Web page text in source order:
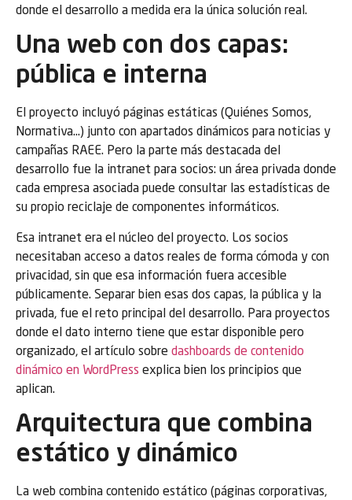
donde el desarrollo a medida era la única solución real.
Una web con dos capas:
pública e interna
El proyecto incluyó páginas estáticas (Quiénes Somos,
Normativa…) junto con apartados dinámicos para noticias y
campañas RAEE. Pero la parte más destacada del
desarrollo fue la intranet para socios: un área privada donde
cada empresa asociada puede consultar las estadísticas de
su propio reciclaje de componentes informáticos.
Esa intranet era el núcleo del proyecto. Los socios
necesitaban acceso a datos reales de forma cómoda y con
privacidad, sin que esa información fuera accesible
públicamente. Separar bien esas dos capas, la pública y la
privada, fue el reto principal del desarrollo. Para proyectos
donde el dato interno tiene que estar disponible pero
organizado, el artículo sobre dashboards de contenido
dinámico en WordPress explica bien los principios que
aplican.
Arquitectura que combina
estático y dinámico
La web combina contenido estático (páginas corporativas,